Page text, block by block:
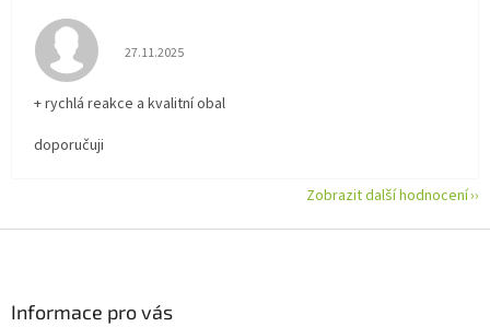
Hodnocení obchodu je 5 z 5 hvězdiček.
27.11.2025
+ rychlá reakce a kvalitní obal
doporučuji
Zobrazit další hodnocení
Informace pro vás